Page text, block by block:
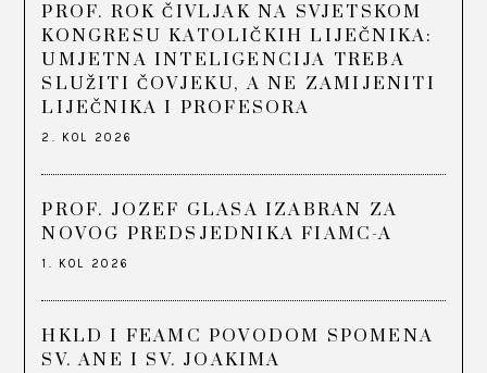
PROF. ROK ČIVLJAK NA SVJETSKOM
KONGRESU KATOLIČKIH LIJEČNIKA:
UMJETNA INTELIGENCIJA TREBA
SLUŽITI ČOVJEKU, A NE ZAMIJENITI
LIJEČNIKA I PROFESORA
2. KOL 2026
PROF. JOZEF GLASA IZABRAN ZA
NOVOG PREDSJEDNIKA FIAMC-A
1. KOL 2026
HKLD I FEAMC POVODOM SPOMENA
SV. ANE I SV. JOAKIMA